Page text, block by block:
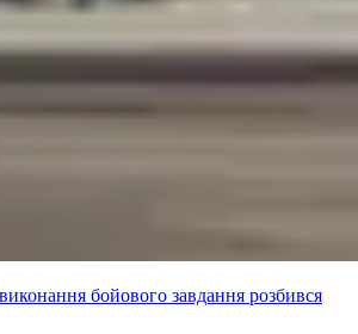
бойового завдання розбився